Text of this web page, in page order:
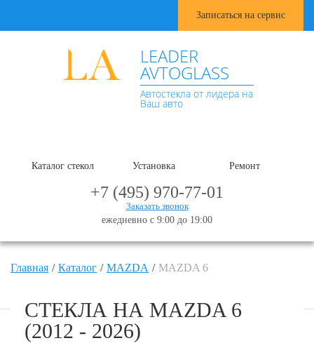
Записаться на сервис
LEADER
AVTOGLASS
Автостекла от лидера на
Ваш авто
Каталог стекол Установка Ремонт
+7 (495) 970-77-01
Заказать звонок
ежедневно с 9:00 до 19:00
Главная Каталог MAZDA MAZDA 6
СТЕКЛА НА MAZDA 6
(2012 - 2026)